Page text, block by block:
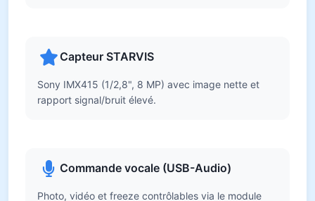
Capteur STARVIS
Sony IMX415 (1/2,8", 8 MP) avec image nette et
rapport signal/bruit élevé.
Commande vocale (USB-Audio)
Photo, vidéo et freeze contrôlables via le module